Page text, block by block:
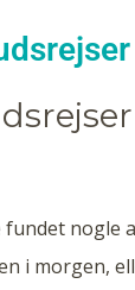
nogle
i morgen,